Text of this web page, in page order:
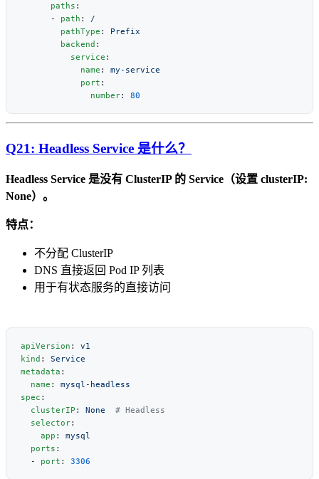
      paths
      -
path :
        pathType
:
        backend
          service
            name
:
            port
              number
:
Q21: Headless Service 是什么？
Headless Service 是没有 ClusterIP 的 Service（设置 clusterIP:
None）。
特点：
不分配 ClusterIP
DNS 直接返回 Pod IP 列表
用于有状态服务的直接访问
apiVersion :
kind :
metadata
  name
:
spec
  clusterIP
: None
  selector
    app
:
  ports
  -
port :